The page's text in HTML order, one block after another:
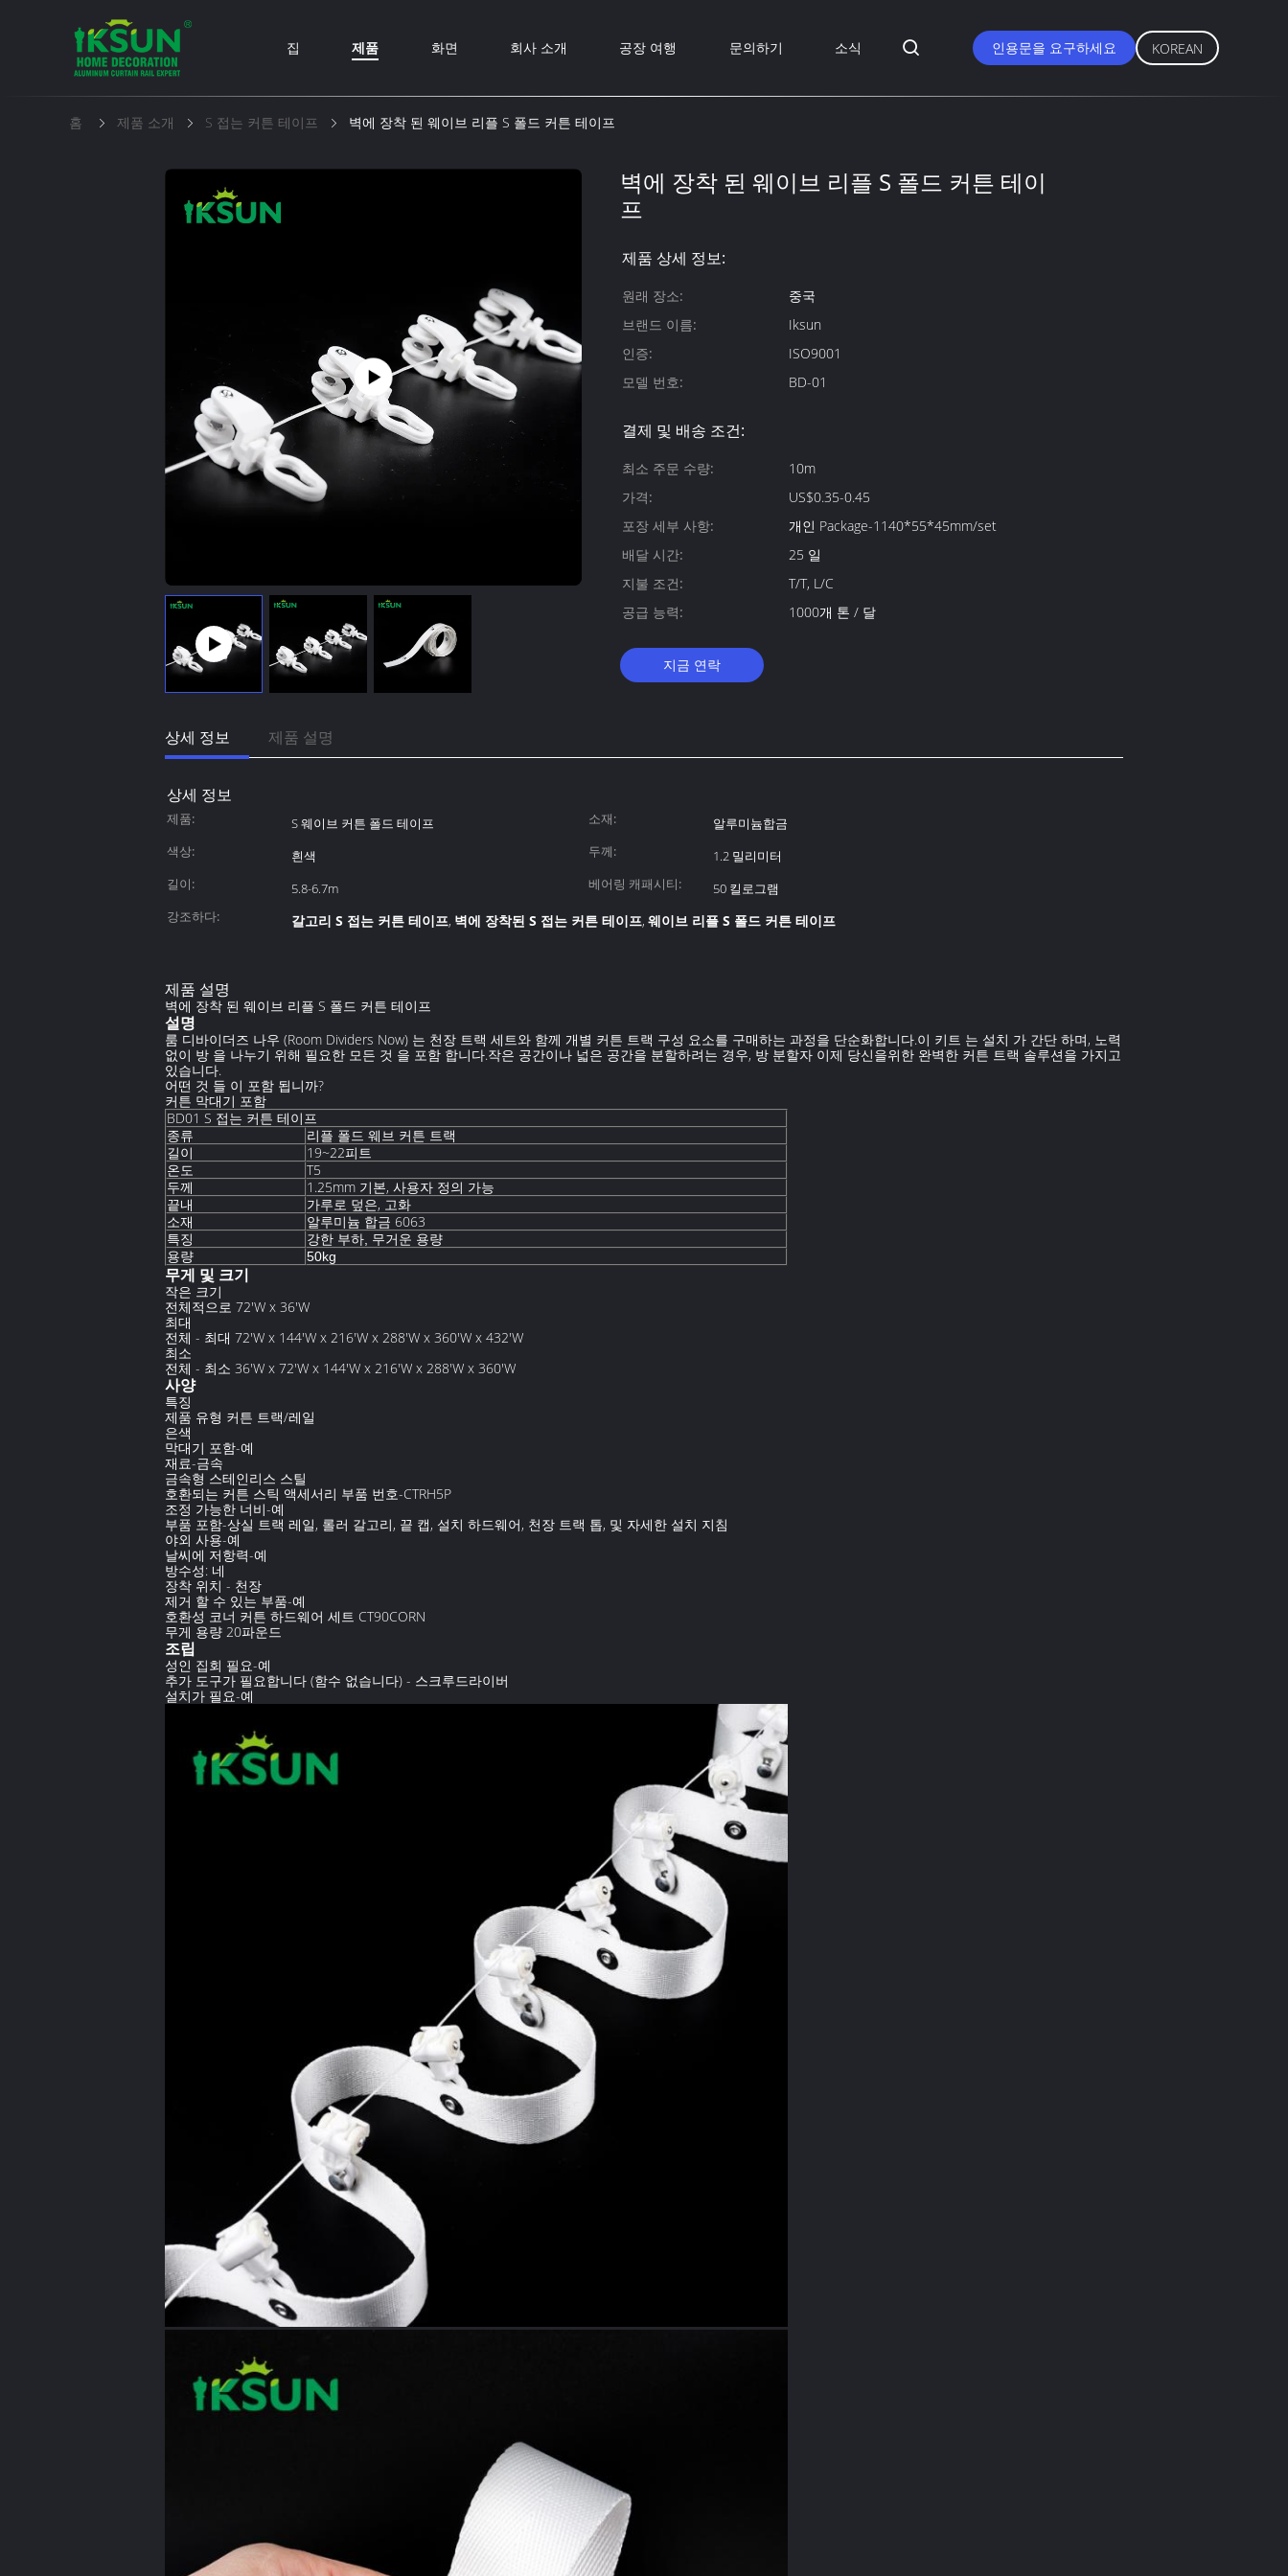
집 제품 화면 회사 소개 공장 여행 문의하기 소식 인용문을 요구하세요 KOREAN
홈 제품 소개 S 접는 커튼 테이프 벽에 장착 된 웨이브 리플 S 폴드 커튼 테이프
벽에 장착 된 웨이브 리플 S 폴드 커튼 테이
프
제품 상세 정보:
원래 장소:
중국
브랜드 이름:
Iksun
인증:
ISO9001
모델 번호:
BD-01
결제 및 배송 조건:
최소 주문 수량:
10m
가격:
US$0.35-0.45
포장 세부 사항:
개인 Package-1140*55*45mm/set
배달 시간:
25 일
지불 조건:
T/T, L/C
공급 능력:
1000개 톤 / 달
지금 연락
상세 정보 제품 설명
상세 정보
제품: S 웨이브 커튼 폴드 테이프 소재:
알루미늄합금
색상:
흰색 두께:
1.2 밀리미터
길이:
5.8-6.7m 베어링 캐패시티:
50 킬로그램
강조하다:
갈고리 S 접는 커튼 테이프, 벽에 장착된 S 접는 커튼 테이프, 웨이브 리플 S 폴드 커튼 테이프
제품 설명
벽에 장착 된 웨이브 리플 S 폴드 커튼 테이프
설명
룸 디바이더즈 나우 (Room Dividers Now) 는 천장 트랙 세트와 함께 개별 커튼 트랙 구성 요소를 구매하는 과정을 단순화합니다.이 키트 는 설치 가 간단 하며, 노력
없이 방 을 나누기 위해 필요한 모든 것 을 포함 합니다.작은 공간이나 넓은 공간을 분할하려는 경우, 방 분할자 이제 당신을위한 완벽한 커튼 트랙 솔루션을 가지고
있습니다.
어떤 것 들 이 포함 됩니까?
커튼 막대기 포함
BD01 S 접는 커튼 테이프
종류 리플 폴드 웨브 커튼 트랙
길이 19~22피트
온도
T5
두께
1.25mm 기본, 사용자 정의 가능
끝내
가루로 덮은, 고화
소재
알루미늄 합금 6063
특징 강한 부하, 무거운 용량
용량 50kg
무게 및 크기
작은 크기
전체적으로 72'W x 36'W
최대
전체 - 최대 72'W x 144'W x 216'W x 288'W x 360'W x 432'W
최소
전체 - 최소 36'W x 72'W x 144'W x 216'W x 288'W x 360'W
사양
특징
제품 유형 커튼 트랙/레일
은색
막대기 포함-예
재료-금속
금속형 스테인리스 스틸
호환되는 커튼 스틱 액세서리 부품 번호-CTRH5P
조정 가능한 너비-예
부품 포함-상실 트랙 레일, 롤러 갈고리, 끝 캡, 설치 하드웨어, 천장 트랙 톱, 및 자세한 설치 지침
야외 사용-예
날씨에 저항력-예
방수성: 네
장착 위치 - 천장
제거 할 수 있는 부품-예
호환성 코너 커튼 하드웨어 세트 CT90CORN
무게 용량 20파운드
조립
성인 집회 필요-예
추가 도구가 필요합니다 (함수 없습니다) - 스크루드라이버
설치가 필요-예